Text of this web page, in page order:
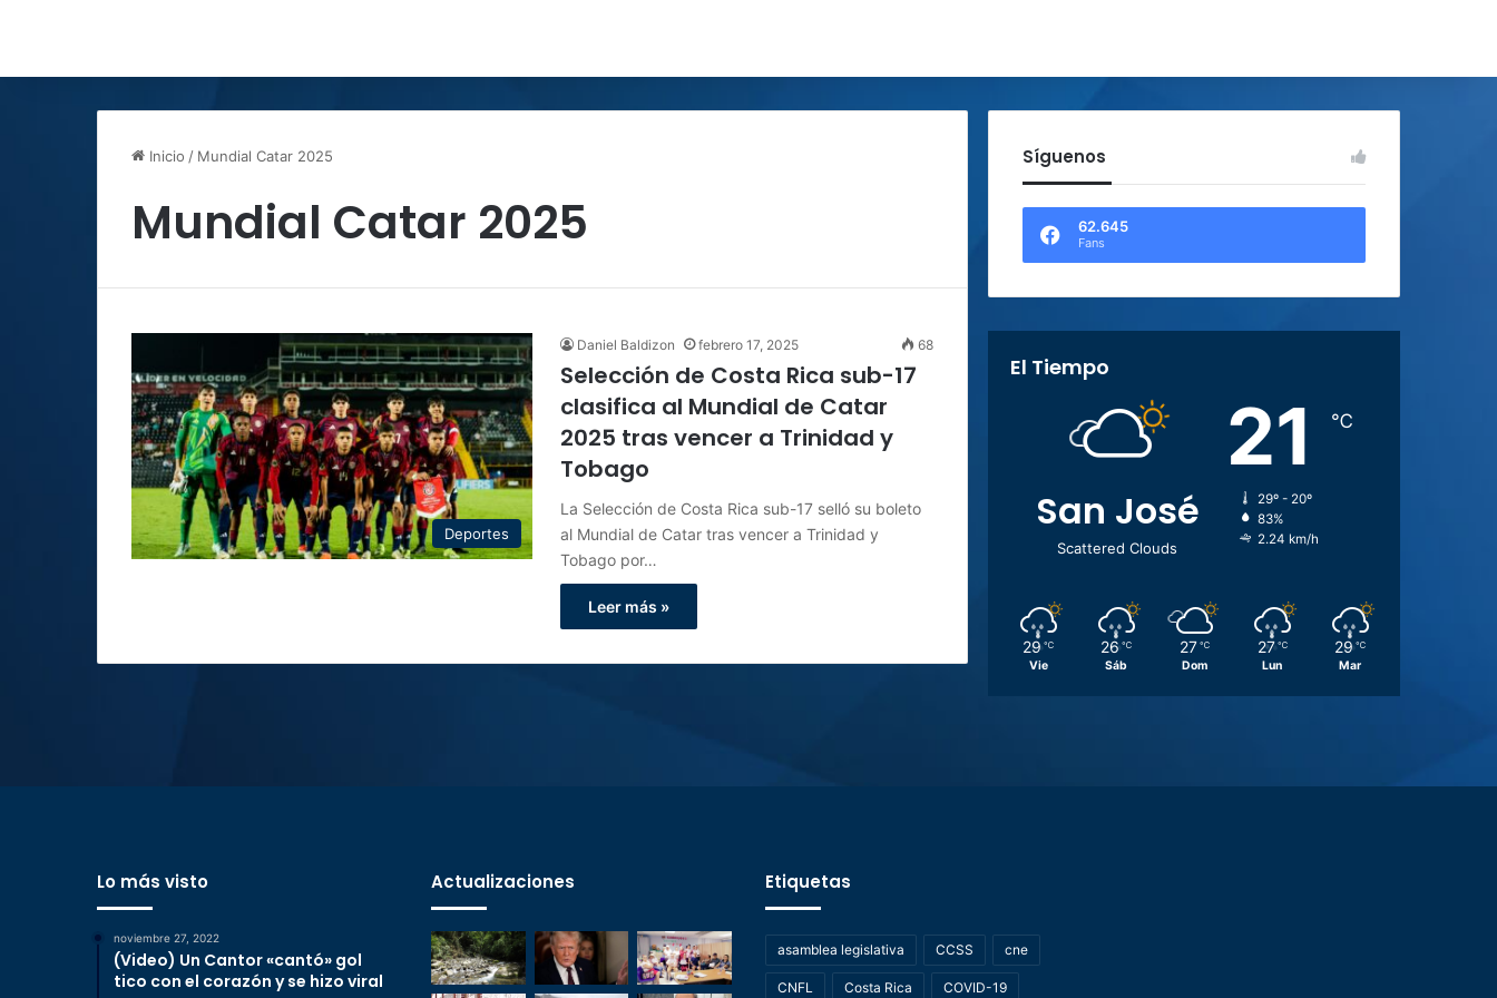
Inicio / Mundial Catar 2025
Mundial Catar 2025
Deportes
Daniel Baldizon febrero 17, 2025 68
Selección de Costa Rica sub-17
clasifica al Mundial de Catar
2025 tras vencer a Trinidad y
Tobago
La Selección de Costa Rica sub-17 selló su boleto
al Mundial de Catar tras vencer a Trinidad y
Tobago por…
Leer más »
Síguenos
62.645
Fans
El Tiempo
San José
Scattered Clouds
21 ℃
29º - 20º
83%
2.24 km/h
29 ℃
Vie
26 ℃
Sáb
27 ℃
Dom
27 ℃
Lun
29 ℃
Mar
Lo más visto
noviembre 27, 2022
(Video) Un Cantor «cantó» gol
tico con el corazón y se hizo viral
Actualizaciones Etiquetas
asamblea legislativa CCSS cne
CNFL Costa Rica COVID-19